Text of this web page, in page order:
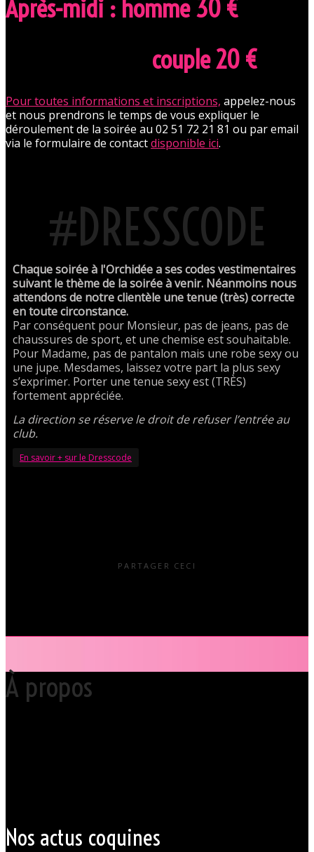
Après-midi : homme 30 €
couple 20 €
Pour toutes informations et inscriptions, appelez-nous
et nous prendrons le temps de vous expliquer le
déroulement de la soirée au 02 51 72 21 81 ou par email
via le formulaire de contactdisponible ici.
#DRESSCODE
Chaque soirée à l'Orchidée a ses codes vestimentaires
suivant le thème de la soirée à venir. Néanmoins nous
attendons de notre clientèle une tenue (très) correcte
en toute circonstance.
Par conséquent pour Monsieur, pas de jeans, pas de
chaussures de sport, et une chemise est souhaitable.
Pour Madame, pas de pantalon mais une robe sexy ou
une jupe. Mesdames, laissez votre part la plus sexy
s’exprimer. Porter une tenue sexy est (TRÈS)
fortement appréciée.
La direction se réserve le droit de refuser l’entrée au
club.
En savoir + sur le Dresscode
PARTAGER CECI
À propos
Nos actus coquines